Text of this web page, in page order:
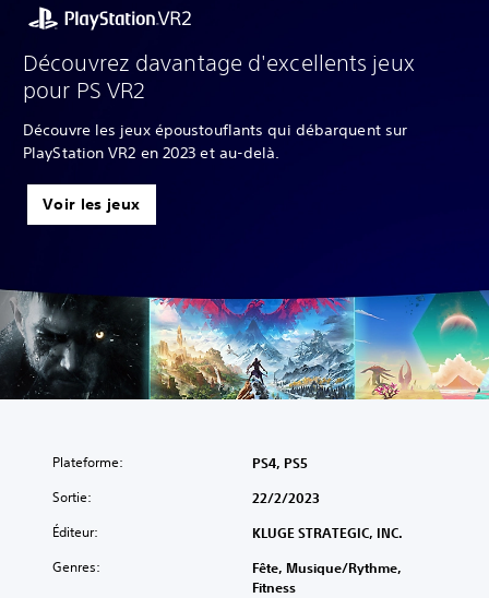
Découvrez davantage d'excellents jeux
pour PS VR2
Découvre les jeux époustouflants qui débarquent sur
PlayStation VR2 en 2023 et au-delà.
Voir les jeux
Plateforme: PS4, PS5
Sortie: 22/2/2023
Éditeur: KLUGE STRATEGIC, INC.
Genres:
Fête, Musique/Rythme,
Fitness